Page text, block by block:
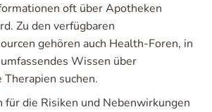
oft über Apotheken
Zu den verfügbaren
gehören auch Health-Foren, in
Wissen über
suchen.
für die Risiken und Nebenwirkungen